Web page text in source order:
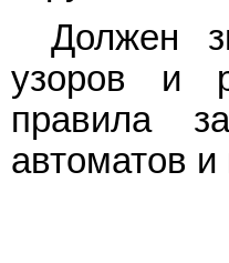
Должен
узоров и
правила
автоматов и